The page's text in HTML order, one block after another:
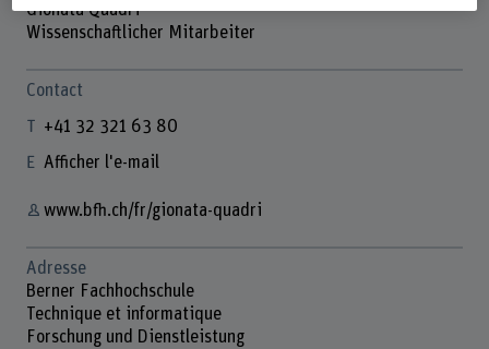
Gionata Quadri
Wissenschaftlicher Mitarbeiter
Contact
+41 32 321 63 80
Afficher l'e-mail
www.bfh.ch/fr/gionata-quadri
Adresse
Berner Fachhochschule
Technique et informatique
Forschung und Dienstleistung